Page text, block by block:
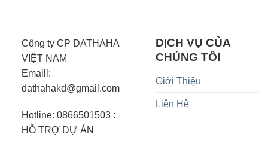
Công ty CP DATHAHA
VIỆT NAM
Emaill:
dathahakd@gmail.com
Hotline: 0866501503 :
HỖ TRỢ DỰ ÁN
DỊCH VỤ CỦA
CHÚNG TÔI
Giới Thiệu
Liên Hệ